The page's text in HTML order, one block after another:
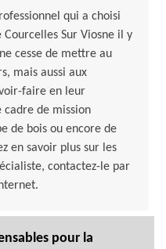
qui a choisi
Sur Viosne il y
cesse de mettre au
mais aussi aux
faire en leur
cadre de mission
de bois ou encore de
en savoir plus sur les
contactez-le par
pour la